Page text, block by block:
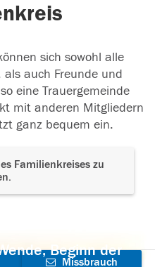
sich sowohl alle
auch Freunde und
eine Trauergemeinde
mit anderen Mitgliedern
ganz bequem ein.
Familienkreises zu
Beginn der
Missbrauch